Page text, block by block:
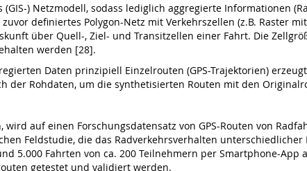
) Netzmodell, sodass lediglich aggregierte Informationen
definiertes Polygon-Netz mit Verkehrszellen (z.B. Raster
über Quell-, Ziel- und Transitzellen einer Fahrt. Die
werden [28].
Daten prinzipiell Einzelrouten (GPS-Trajektorien)
der Rohdaten, um die synthetisierten Routen mit den
auf einen Forschungsdatensatz von GPS-Routen von
Feldstudie, die das Radverkehrs­verhalten
5.000 Fahrten von ca. 200 Teilnehmern per Smartphone-
getestet und validiert werden.